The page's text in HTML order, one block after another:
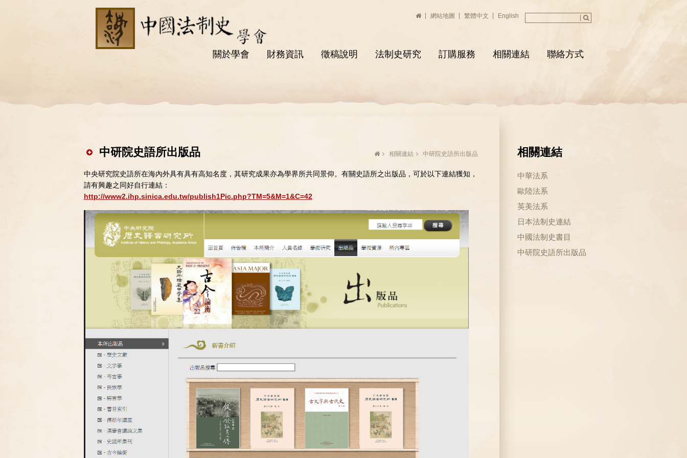
網站地圖 繁體中文 English
關於學會 財務資訊 徵稿說明 法制史研究 訂購服務 相關連結 聯絡方式
中研院史語所出版品 相關連結 中研院史語所出版品
中央研究院史語所在海內外具有具有高知名度，其研究成果亦為學界所共同景仰。有關史語所之出版品，可於以下連結獲知，
請有興趣之同好自行連結：
http://www2.ihp.sinica.edu.tw/publish1Pic.php?TM=5&M=1&C=42
相關連結
中華法系
歐陸法系
英美法系
日本法制史連結
中國法制史書目
中研院史語所出版品